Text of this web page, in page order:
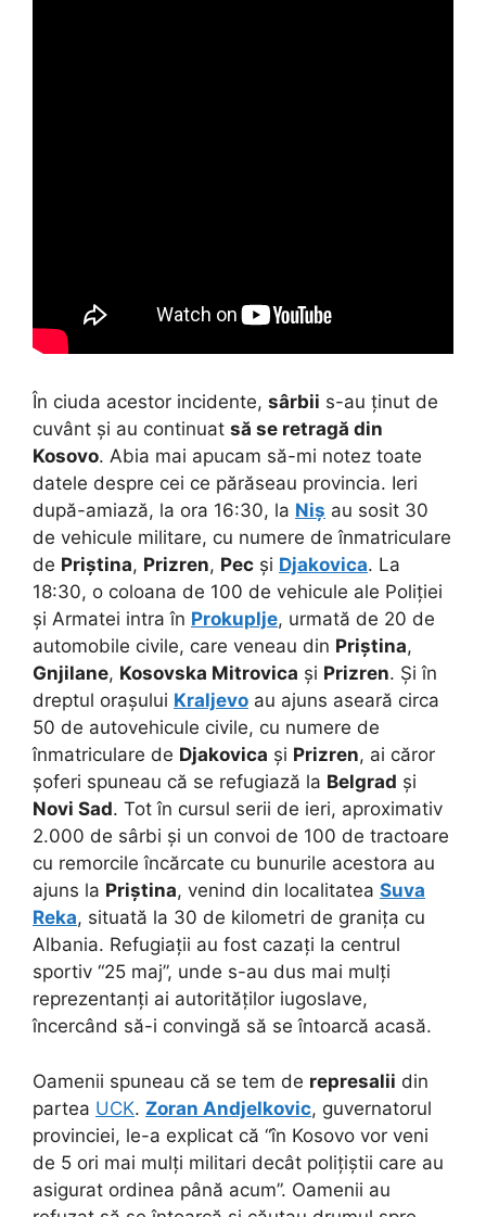
În ciuda acestor incidente, sârbii s-au ținut de
cuvânt și au continuat să se retragă din
Kosovo. Abia mai apucam să-mi notez toate
datele despre cei ce părăseau provincia. Ieri
după-amiază, la ora 16:30, la Niș au sosit 30
de vehicule militare, cu numere de înmatriculare
de Priștina, Prizren, Pec și Djakovica. La
18:30, o coloana de 100 de vehicule ale Poliției
și Armatei intra în Prokuplje, urmată de 20 de
automobile civile, care veneau din Priștina,
Gnjilane, Kosovska Mitrovica și Prizren. Și în
dreptul orașului Kraljevo au ajuns aseară circa
50 de autovehicule civile, cu numere de
înmatriculare de Djakovica și Prizren, ai căror
șoferi spuneau că se refugiază la Belgrad și
Novi Sad. Tot în cursul serii de ieri, aproximativ
2.000 de sârbi și un convoi de 100 de tractoare
cu remorcile încărcate cu bunurile acestora au
ajuns la Priștina, venind din localitatea Suva
Reka, situată la 30 de kilometri de granița cu
Albania. Refugiații au fost cazați la centrul
sportiv “25 maj”, unde s-au dus mai mulți
reprezentanți ai autorităților iugoslave,
încercând să-i convingă să se întoarcă acasă.
Oamenii spuneau că se tem de represalii din
partea UCK. Zoran Andjelkovic, guvernatorul
provinciei, le-a explicat că “în Kosovo vor veni
de 5 ori mai mulți militari decât polițiștii care au
asigurat ordinea până acum”. Oamenii au